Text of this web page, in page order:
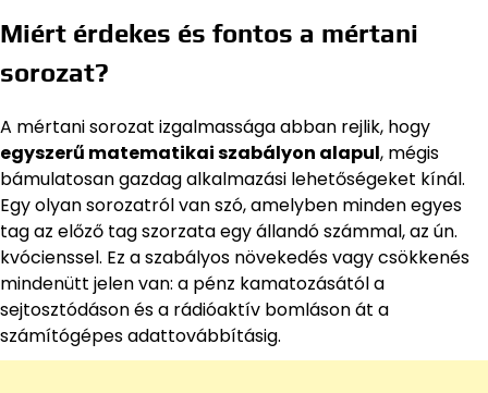
Miért érdekes és fontos a mértani
sorozat?
A mértani sorozat izgalmassága abban rejlik, hogy
egyszerű matematikai szabályon alapul, mégis
bámulatosan gazdag alkalmazási lehetőségeket kínál.
Egy olyan sorozatról van szó, amelyben minden egyes
tag az előző tag szorzata egy állandó számmal, az ún.
kvócienssel. Ez a szabályos növekedés vagy csökkenés
mindenütt jelen van: a pénz kamatozásától a
sejtosztódáson és a rádióaktív bomláson át a
számítógépes adattovábbításig.